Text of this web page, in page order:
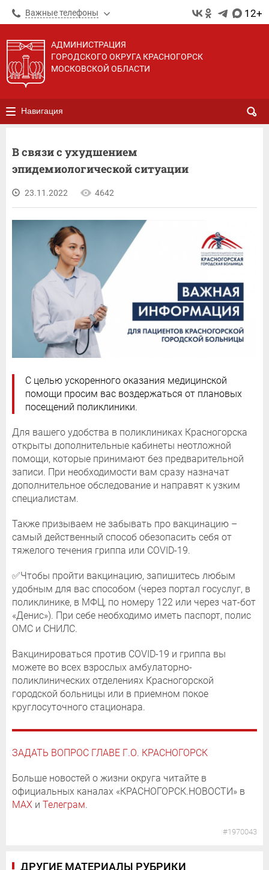
Важные телефоны 12+
АДМИНИСТРАЦИЯ
ГОРОДСКОГО ОКРУГА КРАСНОГОРСК
МОСКОВСКОЙ ОБЛАСТИ
Навигация
В связи с ухудшением
эпидемиологической ситуации
23.11.2022 4642
С целью ускоренного оказания медицинской
помощи просим вас воздержаться от плановых
посещений поликлиники.
Для вашего удобства в поликлиниках Красногорска
открыты дополнительные кабинеты неотложной
помощи, которые принимают без предварительной
записи. При необходимости вам сразу назначат
дополнительное обследование и направят к узким
специалистам.
Также призываем не забывать про вакцинацию –
самый действенный способ обезопасить себя от
тяжелого течения гриппа или COVID-19.
✅Чтобы пройти вакцинацию, запишитесь любым
удобным для вас способом (через портал госуслуг, в
поликлинике, в МФЦ, по номеру 122 или через чат-бот
«Денис»). При себе необходимо иметь паспорт, полис
ОМС и СНИЛС.
Вакцинироваться против COVID-19 и гриппа вы
можете во всех взрослых амбулаторно-
поликлинических отделениях Красногорской
городской больницы или в приемном покое
круглосуточного стационара.
ЗАДАТЬ ВОПРОС ГЛАВЕ Г.О. КРАСНОГОРСК
Больше новостей о жизни округа читайте в
официальных каналах «КРАСНОГОРСК.НОВОСТИ» в
MAX и Телеграм.
#1970043
ДРУГИЕ МАТЕРИАЛЫ РУБРИКИ